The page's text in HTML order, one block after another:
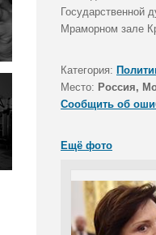
Государственной
Мраморном зале
Категория:
Место: Россия,
Сообщить об
Ещё фото